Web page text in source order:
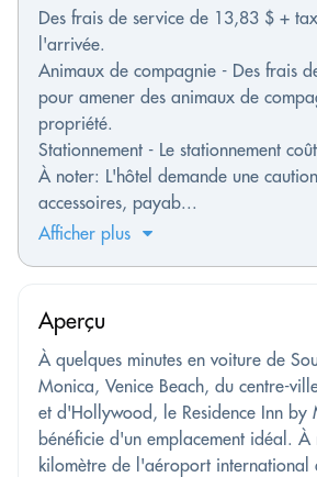
Des frais de service de 13,83 $ +
l'arrivée.
Animaux de compagnie - Des frais
pour amener des animaux de
propriété.
Stationnement - Le stationnement
À noter: L'hôtel demande une
accessoires, payab...
Afficher plus
Aperçu
À quelques minutes en voiture de
Monica, Venice Beach, du centre-
et d'Hollywood, le Residence Inn by
bénéficie d'un emplacement idéal. À
kilomètre de l'aéroport international